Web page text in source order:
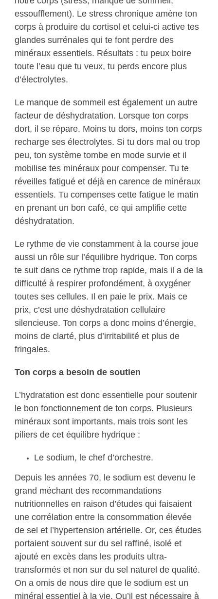
essoufflement). Le stress chronique amène ton
corps à produire du cortisol et celui-ci active tes
glandes surrénales qui te font perdre des
minéraux essentiels. Résultats : tu peux boire
toute l’eau que tu veux, tu perds encore plus
d’électrolytes.
Le manque de sommeil est également un autre
facteur de déshydratation. Lorsque ton corps
dort, il se répare. Moins tu dors, moins ton corps
recharge ses électrolytes. Si tu dors mal ou trop
peu, ton système tombe en mode survie et il
mobilise tes minéraux pour compenser. Tu te
réveilles fatigué et déjà en carence de minéraux
essentiels. Tu compenses cette fatigue le matin
en prenant un bon café, ce qui amplifie cette
déshydratation.
Le rythme de vie constamment à la course joue
aussi un rôle sur l’équilibre hydrique. Ton corps
te suit dans ce rythme trop rapide, mais il a de la
difficulté à respirer profondément, à oxygéner
toutes ses cellules. Il en paie le prix. Mais ce
prix, c’est une déshydratation cellulaire
silencieuse. Ton corps a donc moins d’énergie,
moins de clarté, plus d’irritabilité et plus de
fringales.
Ton corps a besoin de soutien
L’hydratation est donc essentielle pour soutenir
le bon fonctionnement de ton corps. Plusieurs
minéraux sont importants, mais trois sont les
piliers de cet équilibre hydrique :
Le sodium, le chef d’orchestre.
Depuis les années 70, le sodium est devenu le
grand méchant des recommandations
nutritionnelles en raison d’études qui faisaient
une corrélation entre la consommation élevée
de sel et l’hypertension artérielle. Or, ces études
portaient souvent sur du sel raffiné, isolé et
ajouté en excès dans les produits ultra-
transformés et non sur du sel naturel de qualité.
On a omis de nous dire que le sodium est un
minéral essentiel à la vie. Qu’il est nécessaire à